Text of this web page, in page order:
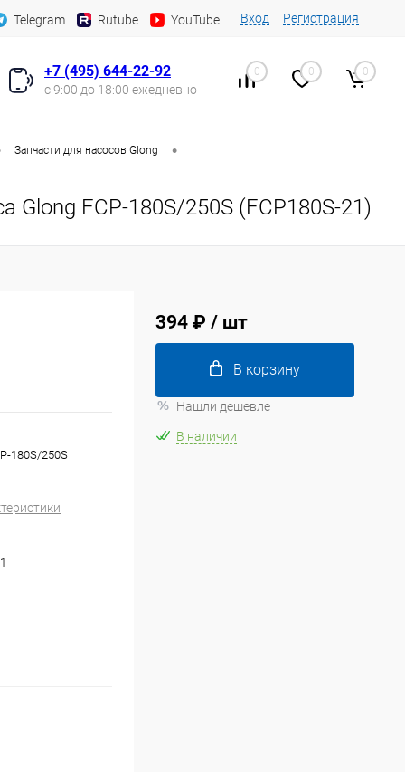
Telegram Rutube YouTube Вход Регистрация
+7 (495) 644-22-92
с 9:00 до 18:00 ежедневно
0 0 0
Запчасти для насосов Glong •
Glong FCP-180S/250S (FCP180S-21)
180S/250S
394 ₽ / шт
В корзину
Нашли дешевле
В наличии